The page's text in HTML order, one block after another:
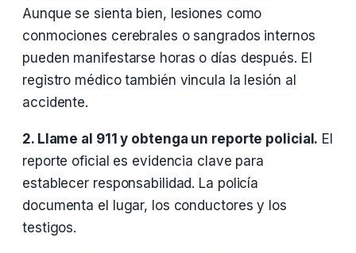
Aunque se sienta bien, lesiones como
conmociones cerebrales o sangrados internos
pueden manifestarse horas o días después. El
registro médico también vincula la lesión al
accidente.
2. Llame al 911 y obtenga un reporte policial. El
reporte oficial es evidencia clave para
establecer responsabilidad. La policía
documenta el lugar, los conductores y los
testigos.